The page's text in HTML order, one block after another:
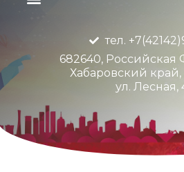
тел.
682640, Российская
Хабаровский край,
ул. Лесная,